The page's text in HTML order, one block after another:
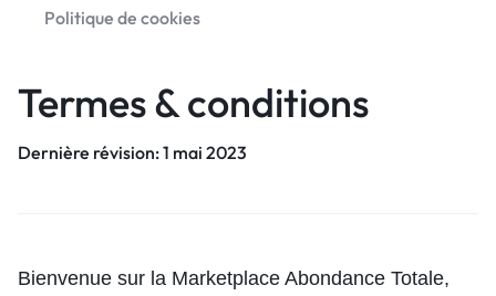
Politique de cookies
Termes & conditions
Dernière révision: 1 mai 2023
Bienvenue sur la Marketplace Abondance Totale,